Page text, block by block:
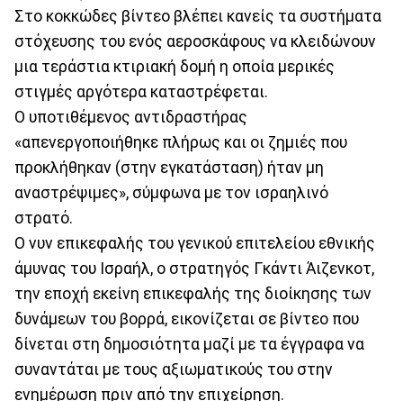
Στο κοκκώδες βίντεο βλέπει κανείς τα συστήματα
στόχευσης του ενός αεροσκάφους να κλειδώνουν
μια τεράστια κτιριακή δομή η οποία μερικές
στιγμές αργότερα καταστρέφεται.
Ο υποτιθέμενος αντιδραστήρας
«απενεργοποιήθηκε πλήρως και οι ζημιές που
προκλήθηκαν (στην εγκατάσταση) ήταν μη
αναστρέψιμες», σύμφωνα με τον ισραηλινό
στρατό.
Ο νυν επικεφαλής του γενικού επιτελείου εθνικής
άμυνας του Ισραήλ, ο στρατηγός Γκάντι Άιζενκοτ,
την εποχή εκείνη επικεφαλής της διοίκησης των
δυνάμεων του βορρά, εικονίζεται σε βίντεο που
δίνεται στη δημοσιότητα μαζί με τα έγγραφα να
συναντάται με τους αξιωματικούς του στην
ενημέρωση πριν από την επιχείρηση.